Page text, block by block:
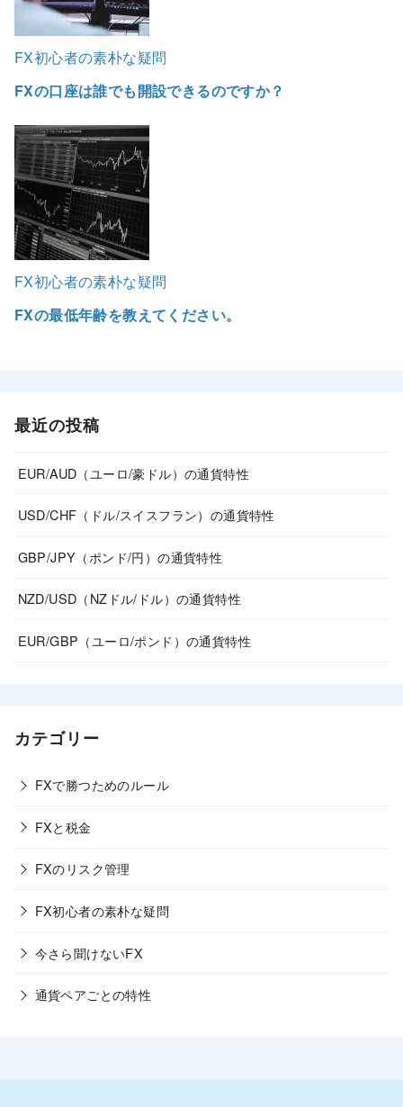
FX初心者の素朴な疑問
FXの口座は誰でも開設できるのですか？
FX初心者の素朴な疑問
FXの最低年齢を教えてください。
最近の投稿
EUR/AUD（ユーロ/豪ドル）の通貨特性
USD/CHF（ドル/スイスフラン）の通貨特性
GBP/JPY（ポンド/円）の通貨特性
NZD/USD（NZドル/ドル）の通貨特性
EUR/GBP（ユーロ/ポンド）の通貨特性
カテゴリー
FXで勝つためのルール
FXと税金
FXのリスク管理
FX初心者の素朴な疑問
今さら聞けないFX
通貨ペアごとの特性